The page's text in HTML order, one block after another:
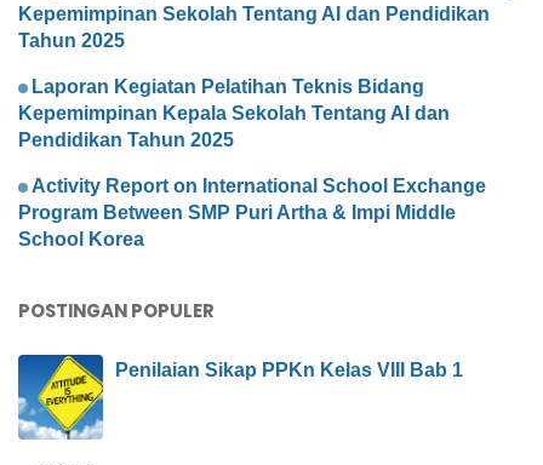
Kepemimpinan Sekolah Tentang AI dan Pendidikan
Tahun 2025
Laporan Kegiatan Pelatihan Teknis Bidang
Kepemimpinan Kepala Sekolah Tentang AI dan
Pendidikan Tahun 2025
Activity Report on International School Exchange
Program Between SMP Puri Artha & Impi Middle
School Korea
POSTINGAN POPULER
Penilaian Sikap PPKn Kelas VIII Bab 1